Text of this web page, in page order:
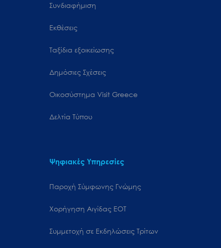
Συνδιαφήμιση
Εκθέσεις
Ταξίδια εξοικείωσης
Δημόσιες Σχέσεις
Oικοσύστημα Visit Greece
Δελτία Τύπου
Ψηφιακές Υπηρεσίες
Παροχή Σύμφωνης Γνώμης
Χορήγηση Αιγίδας ΕΟΤ
Συμμετοχή σε Εκδηλώσεις Τρίτων